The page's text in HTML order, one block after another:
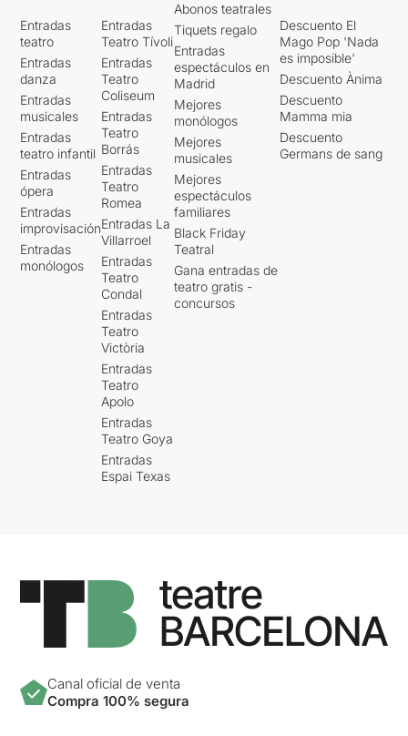
Entradas
teatro
Entradas
danza
Entradas
musicales
Entradas
teatro infantil
Entradas
ópera
Entradas
improvisación
Entradas
monólogos
Entradas
Teatro Tívoli
Entradas
Teatro
Coliseum
Entradas
Teatro
Borrás
Entradas
Teatro
Romea
Entradas La
Villarroel
Entradas
Teatro
Condal
Entradas
Teatro
Victòria
Entradas
Teatro
Apolo
Entradas
Teatro Goya
Entradas
Espai Texas
Abonos teatrales
Tiquets regalo
Entradas
espectáculos en
Madrid
Mejores
monólogos
Mejores
musicales
Mejores
espectáculos
familiares
Black Friday
Teatral
Gana entradas de
teatro gratis -
concursos
Descuento El
Mago Pop 'Nada
es imposible'
Descuento Ànima
Descuento
Mamma mia
Descuento
Germans de sang
Canal oficial de venta
Compra 100% segura